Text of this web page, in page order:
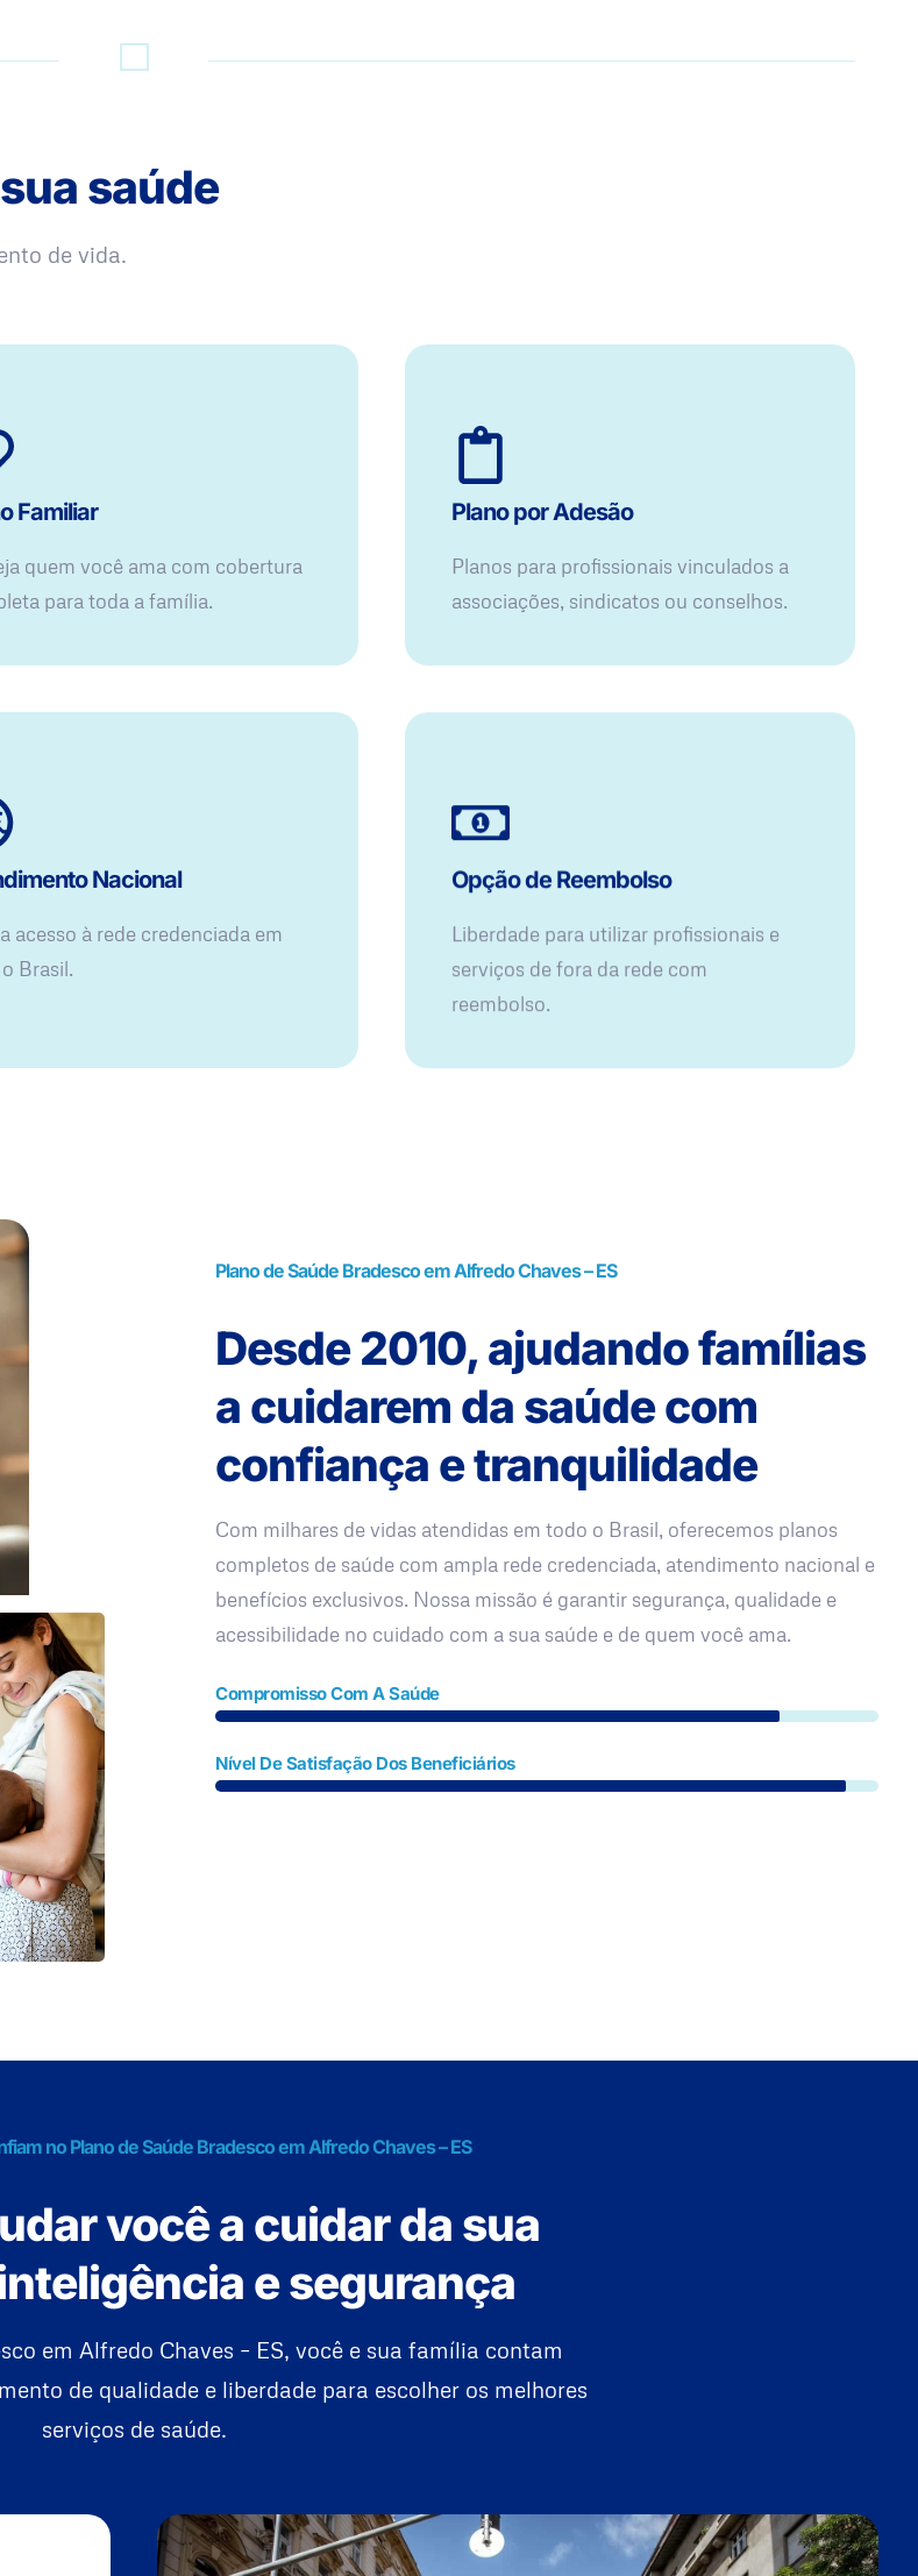
saúde
de vida.
Familiar
quem você ama com cobertura
para toda a família.
Plano por Adesão
Planos para profissionais vinculados a
associações, sindicatos ou conselhos.
Nacional
acesso à rede credenciada em
Brasil.
Opção de Reembolso
Liberdade para utilizar profissionais e
serviços de fora da rede com
reembolso.
Plano de Saúde Bradesco em Alfredo Chaves – ES
Desde 2010, ajudando famílias
a cuidarem da saúde com
confiança e tranquilidade
Com milhares de vidas atendidas em todo o Brasil, oferecemos planos
completos de saúde com ampla rede credenciada, atendimento nacional e
benefícios exclusivos. Nossa missão é garantir segurança, qualidade e
acessibilidade no cuidado com a sua saúde e de quem você ama.
Compromisso Com A Saúde
Nível De Satisfação Dos Beneficiários
no Plano de Saúde Bradesco em Alfredo Chaves – ES
você a cuidar da sua
e segurança
em Alfredo Chaves – ES, você e sua família contam
de qualidade e liberdade para escolher os melhores
serviços de saúde.